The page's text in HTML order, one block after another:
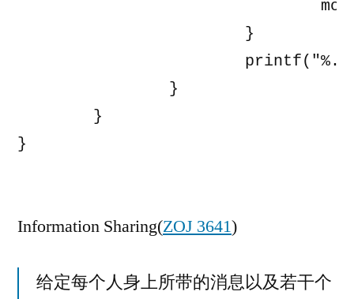
}
Information Sharing(ZOJ 3641)
给定每个人身上所带的消息以及若干个